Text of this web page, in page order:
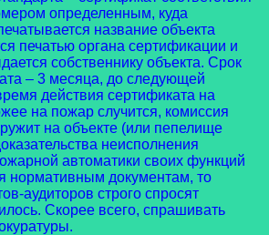
определенным, куда
название объекта
печатью органа сертификации и
собственнику объекта. Срок
– 3 месяца, до следующей
действия сертификата на
на пожар случится, комиссия
на объекте (или пепелище
неисполнения
автоматики своих функций
нормативным документам, то
аудиторов строго спросят
Скорее всего, спрашивать